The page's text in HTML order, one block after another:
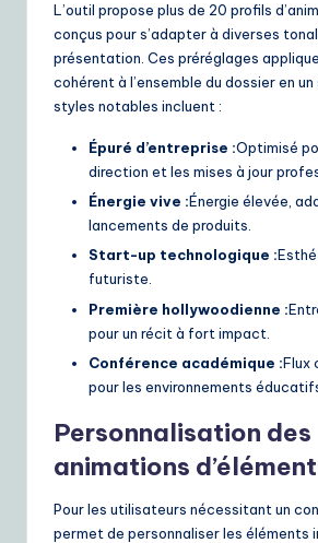
L’outil propose plus de 20 profils
conçus pour s’adapter à diverses
présentation. Ces préréglages
cohérent à l’ensemble du dossier en un
styles notables incluent :
Épuré d’entreprise :Optimisé
direction et les mises à jour
Énergie vive :Énergie élevée,
lancements de produits.
Start-up technologique :
futuriste.
Première hollywoodienne :
pour un récit à fort impact.
Conférence académique :Flux
pour les environnements
Personnalisation des
animations
Pour les utilisateurs nécessitant un
permet de personnaliser les éléments